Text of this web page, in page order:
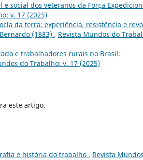
social dos veteranos da Força
v. 17 (2025)
da terra: experiência, resistência e
(1883) , Revista Mundos do
e trabalhadores rurais no Brasil:
do Trabalho: v. 17 (2025)
este artigo.
e história do trabalho , Revista